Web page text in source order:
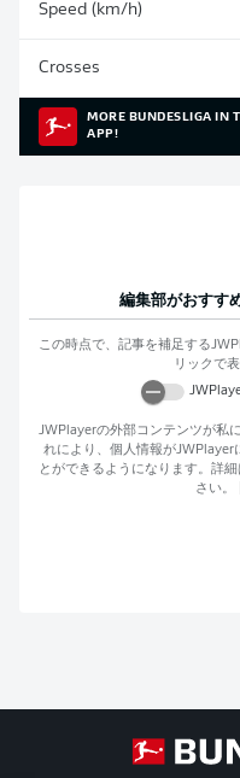
Speed (km/h)
Crosses
MORE BUNDESLIGA IN
APP!
編集部がおすす
この時点で、記事を補足する
リックで
JWPlayerの外部コンテンツが私
れにより、個人情報がJWPlayer
とができるようになります。詳細
さい。